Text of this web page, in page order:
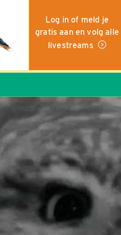
Log in of meld je
gratis aan en volg alle
livestreams